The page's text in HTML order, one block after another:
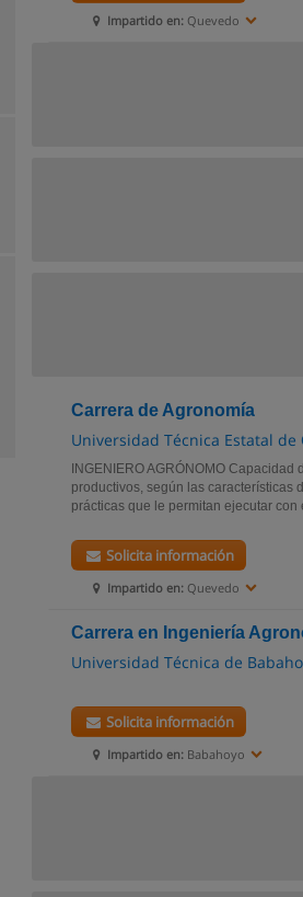
Impartido en: Quevedo
Carrera de Agronomía
Universidad Técnica Estatal de
INGENIERO AGRÓNOMO
productivos, según las características
prácticas que le permitan ejecutar
Impartido en: Quevedo
Solicita información
Carrera en Ingeniería
Universidad Técnica de
Impartido en: Babahoyo
Solicita información